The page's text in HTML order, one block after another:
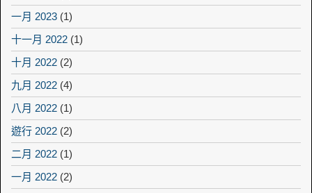
一月 2023 (1)
十一月 2022 (1)
十月 2022 (2)
九月 2022 (4)
八月 2022 (1)
遊行 2022 (2)
二月 2022 (1)
一月 2022 (2)